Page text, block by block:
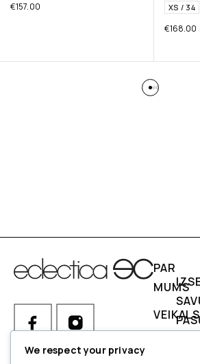
€157.00 XS / 34
€168.00
PAR
MUMS
VEIKALS
We respect your privacy